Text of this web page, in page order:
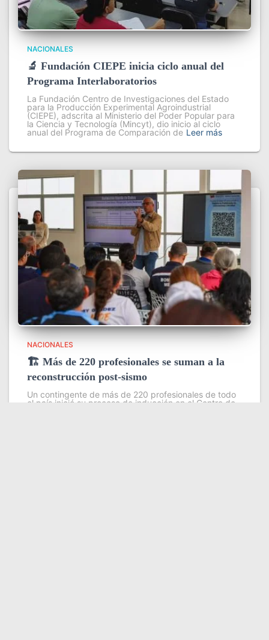
NACIONALES
🔬 Fundación CIEPE inicia ciclo anual del
Programa Interlaboratorios
La Fundación Centro de Investigaciones del Estado
para la Producción Experimental Agroindustrial
(CIEPE), adscrita al Ministerio del Poder Popular para
la Ciencia y Tecnología (Mincyt), dio inicio al ciclo
anual del Programa de Comparación de Leer más
NACIONALES
🏗️ Más de 220 profesionales se suman a la
reconstrucción post-sismo
Un contingente de más de 220 profesionales de todo
el país inició su proceso de inducción en el Centro de